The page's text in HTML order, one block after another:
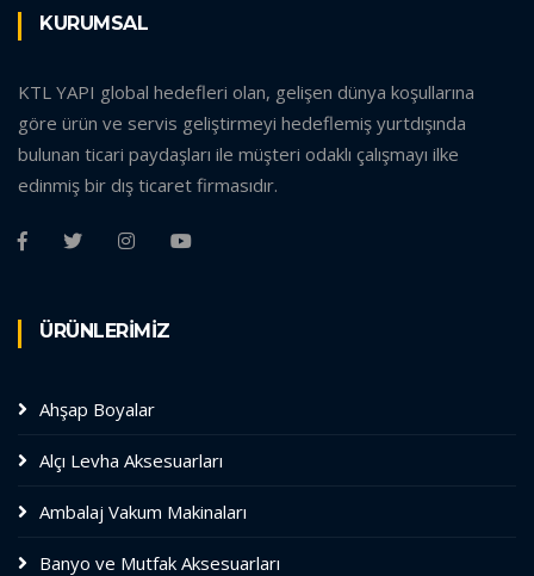
KURUMSAL
KTL YAPI global hedefleri olan, gelişen dünya koşullarına
göre ürün ve servis geliştirmeyi hedeflemiş yurtdışında
bulunan ticari paydaşları ile müşteri odaklı çalışmayı ilke
edinmiş bir dış ticaret firmasıdır.
ÜRÜNLERİMİZ
Ahşap Boyalar
Alçı Levha Aksesuarları
Ambalaj Vakum Makinaları
Banyo ve Mutfak Aksesuarları